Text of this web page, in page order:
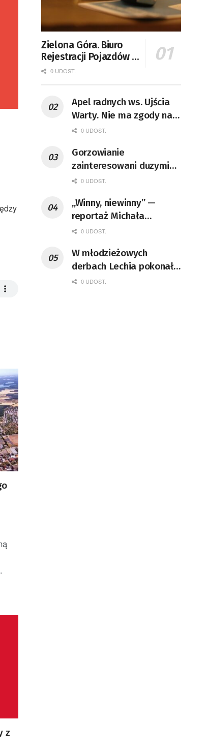
z
Zielona Góra. Biuro
Rejestracji Pojazdów i
Praw Jazdy po nowemu
0 UDOST.
Apel radnych ws. Ujścia
Warty. Nie ma zgody na
decyzję ministry klimatu
0 UDOST.
Gorzowianie
zainteresowani duzymi
mieszkaniami
0 UDOST.
„Winny, niewinny” —
reportaż Michała
Szczęcha
0 UDOST.
W młodzieżowych
derbach Lechia pokonała
Przylep
0 UDOST.